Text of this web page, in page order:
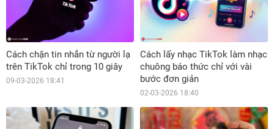
Cách chặn tin nhắn từ người lạ
trên TikTok chỉ trong 10 giây
09-03-2026 18:41
Cách lấy nhạc TikTok làm nhạc
chuông báo thức chỉ với vài
bước đơn giản
02-03-2026 18:40